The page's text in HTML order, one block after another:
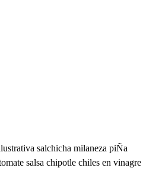
salchicha milaneza piÑa
salsa chipotle chiles en vinagre